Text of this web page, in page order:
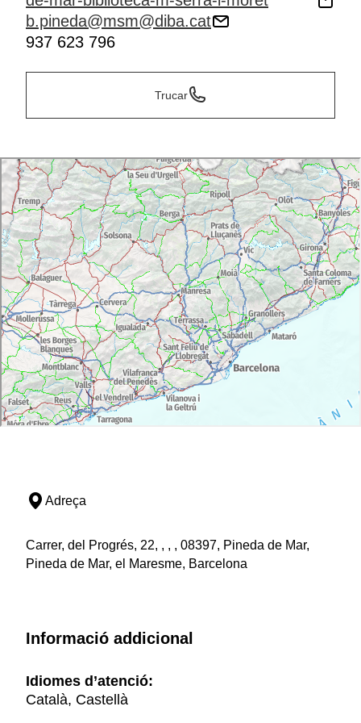
b.pineda@msm@diba.cat
937 623 796
Trucar
Adreça
Carrer, del Progrés, 22, , , , 08397, Pineda de Mar,
Pineda de Mar, el Maresme, Barcelona
Informació addicional
Idiomes d’atenció:
Català, Castellà